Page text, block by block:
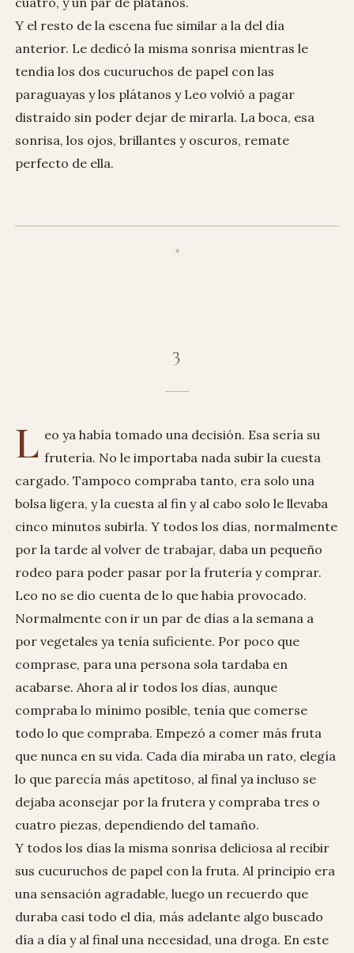
Y el resto de la escena fue similar a la del día
anterior. Le dedicó la misma sonrisa mientras le
tendía los dos cucuruchos de papel con las
paraguayas y los plátanos y Leo volvió a pagar
distraído sin poder dejar de mirarla. La boca, esa
sonrisa, los ojos, brillantes y oscuros, remate
perfecto de ella.
3
L eo ya había tomado una decisión. Esa sería su
frutería. No le importaba nada subir la cuesta
cargado. Tampoco compraba tanto, era solo una
bolsa ligera, y la cuesta al fin y al cabo solo le llevaba
cinco minutos subirla. Y todos los días, normalmente
por la tarde al volver de trabajar, daba un pequeño
rodeo para poder pasar por la frutería y comprar.
Leo no se dio cuenta de lo que había provocado.
Normalmente con ir un par de días a la semana a
por vegetales ya tenía suficiente. Por poco que
comprase, para una persona sola tardaba en
acabarse. Ahora al ir todos los días, aunque
compraba lo mínimo posible, tenía que comerse
todo lo que compraba. Empezó a comer más fruta
que nunca en su vida. Cada día miraba un rato, elegía
lo que parecía más apetitoso, al final ya incluso se
dejaba aconsejar por la frutera y compraba tres o
cuatro piezas, dependiendo del tamaño.
Y todos los días la misma sonrisa deliciosa al recibir
sus cucuruchos de papel con la fruta. Al principio era
una sensación agradable, luego un recuerdo que
duraba casi todo el día, más adelante algo buscado
día a día y al final una necesidad, una droga. En este